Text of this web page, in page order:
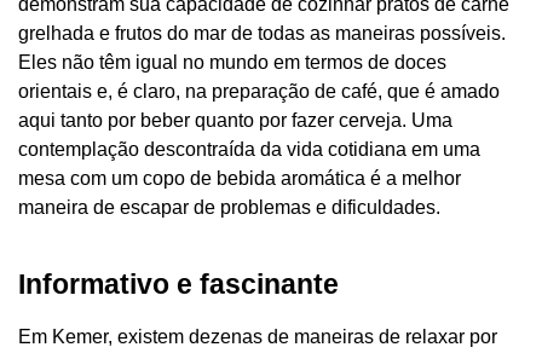
grelhada e frutos do mar de todas as maneiras possíveis.
Eles não têm igual no mundo em termos de doces
orientais e, é claro, na preparação de café, que é amado
aqui tanto por beber quanto por fazer cerveja. Uma
contemplação descontraída da vida cotidiana em uma
mesa com um copo de bebida aromática é a melhor
maneira de escapar de problemas e dificuldades.
Informativo e fascinante
Em Kemer, existem dezenas de maneiras de relaxar por